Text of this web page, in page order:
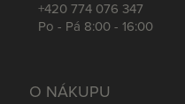
+420 774 076 347
Po - Pá 8:00 - 16:00
O NÁKUPU